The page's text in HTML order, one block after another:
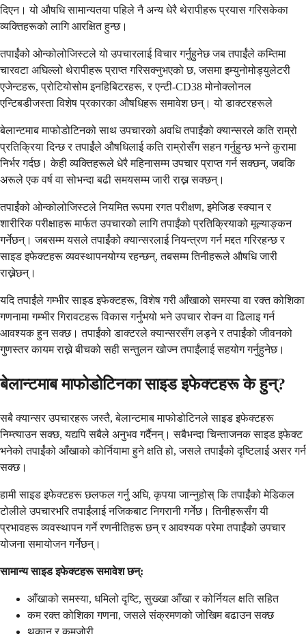
दिएन। यो औषधि सामान्यतया पहिले नै अन्य धेरै थेरापीहरू प्रयास गरिसकेका
व्यक्तिहरूको लागि आरक्षित हुन्छ।
तपाईंको ओन्कोलोजिस्टले यो उपचारलाई विचार गर्नुहुनेछ जब तपाईंले कम्तिमा
चारवटा अघिल्लो थेरापीहरू प्राप्त गरिसक्नुभएको छ, जसमा इम्युनोमोड्युलेटरी
एजेन्टहरू, प्रोटियोसोम इनहिबिटरहरू, र एन्टी-CD38 मोनोक्लोनल
एन्टिबडीजस्ता विशेष प्रकारका औषधिहरू समावेश छन्। यो डाक्टरहरूले
बेलान्टमाब माफोडोटिनको साथ उपचारको अवधि तपाईंको क्यान्सरले कति राम्रो
प्रतिक्रिया दिन्छ र तपाईंले औषधिलाई कति राम्रोसँग सहन गर्नुहुन्छ भन्ने कुरामा
निर्भर गर्दछ। केही व्यक्तिहरूले धेरै महिनासम्म उपचार प्राप्त गर्न सक्छन्, जबकि
अरूले एक वर्ष वा सोभन्दा बढी समयसम्म जारी राख्न सक्छन्।
तपाईंको ओन्कोलोजिस्टले नियमित रूपमा रगत परीक्षण, इमेजिङ स्क्यान र
शारीरिक परीक्षाहरू मार्फत उपचारको लागि तपाईंको प्रतिक्रियाको मूल्याङ्कन
गर्नेछन्। जबसम्म यसले तपाईंको क्यान्सरलाई नियन्त्रण गर्न मद्दत गरिरहन्छ र
साइड इफेक्टहरू व्यवस्थापनयोग्य रहन्छन्, तबसम्म तिनीहरूले औषधि जारी
राख्नेछन्।
यदि तपाईंले गम्भीर साइड इफेक्टहरू, विशेष गरी आँखाको समस्या वा रक्त कोशिका
गणनामा गम्भीर गिरावटहरू विकास गर्नुभयो भने उपचार रोक्न वा ढिलाइ गर्न
आवश्यक हुन सक्छ। तपाईंको डाक्टरले क्यान्सरसँग लड्ने र तपाईंको जीवनको
गुणस्तर कायम राख्ने बीचको सही सन्तुलन खोज्न तपाईंलाई सहयोग गर्नुहुनेछ।
बेलान्टमाब माफोडोटिनका साइड इफेक्टहरू के हुन्?
सबै क्यान्सर उपचारहरू जस्तै, बेलान्टमाब माफोडोटिनले साइड इफेक्टहरू
निम्त्याउन सक्छ, यद्यपि सबैले अनुभव गर्दैनन्। सबैभन्दा चिन्ताजनक साइड इफेक्ट
भनेको तपाईंको आँखाको कोर्नियामा हुने क्षति हो, जसले तपाईंको दृष्टिलाई असर गर्न
सक्छ।
हामी साइड इफेक्टहरू छलफल गर्नु अघि, कृपया जान्नुहोस् कि तपाईंको मेडिकल
टोलीले उपचारभरि तपाईंलाई नजिकबाट निगरानी गर्नेछ। तिनीहरूसँग यी
प्रभावहरू व्यवस्थापन गर्ने रणनीतिहरू छन् र आवश्यक परेमा तपाईंको उपचार
योजना समायोजन गर्नेछन्।
सामान्य साइड इफेक्टहरू समावेश छन्:
आँखाको समस्या, धमिलो दृष्टि, सुख्खा आँखा र कोर्नियल क्षति सहित
कम रक्त कोशिका गणना, जसले संक्रमणको जोखिम बढाउन सक्छ
थकान र कमजोरी